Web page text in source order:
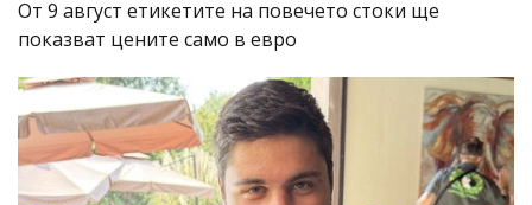
От 9 август етикетите на повечето стоки ще
показват цените само в евро